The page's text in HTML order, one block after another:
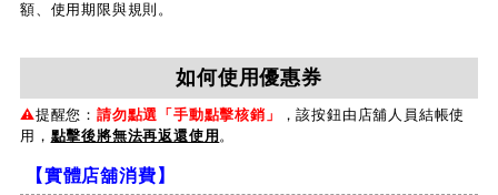
額、使用期限與規則。
如何使用優惠券
⚠️提醒您： 請勿點選「手動點擊核銷」
，該按鈕由店舖人員結帳使
用， 點擊後將無法再返還使用 。
【實體店舖消費】